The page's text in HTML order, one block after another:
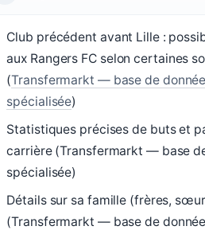
Club précédent avant Lille :
aux Rangers FC selon certaines
(Transfermarkt — base de
spécialisée)
Statistiques précises de buts et
carrière (Transfermarkt — base
spécialisée)
Détails sur sa famille (frères,
(Transfermarkt — base de